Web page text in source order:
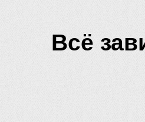
Всё